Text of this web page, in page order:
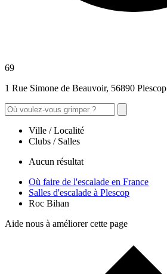
69
1 Rue Simone de Beauvoir, 56890 Plescop
Ville / Localité
Clubs / Salles
Aucun résultat
Où faire de l'escalade en France
Salles d'escalade à Plescop
Roc Bihan
Aide nous à améliorer cette page